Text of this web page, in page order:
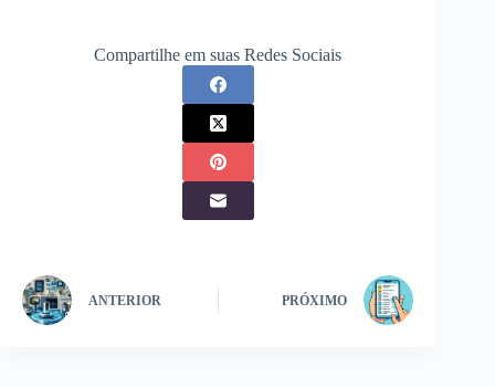
Compartilhe em suas Redes Sociais
ANTERIOR PRÓXIMO